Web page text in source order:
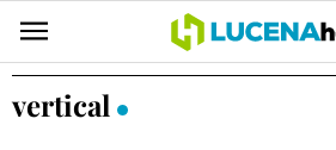
POLÍTICA
vertical